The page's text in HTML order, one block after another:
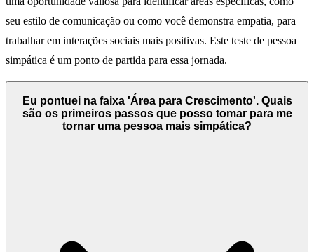
seu estilo de comunicação ou como você demonstra empatia, para
trabalhar em interações sociais mais positivas. Este teste de pessoa
simpática é um ponto de partida para essa jornada.
Eu pontuei na faixa 'Área para Crescimento'. Quais
são os primeiros passos que posso tomar para me
tornar uma pessoa mais simpática?